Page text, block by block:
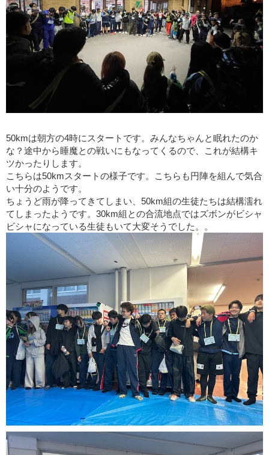
50kmは朝方の4時にスタートです。みんなちゃんと眠れたのか
な？途中から睡魔との戦いにもなってくるので、これが結構キ
ツかったりします。
こちらは50kmスタートの様子です。こちらも円陣を組んで気合
い十分のようです。
ちょうど雨が降ってきてしまい、50km組の生徒たちは結構濡れ
てしまったようです。30km組との合流地点ではズボンがビシャ
ビシャになっている生徒もいて大変そうでした。。